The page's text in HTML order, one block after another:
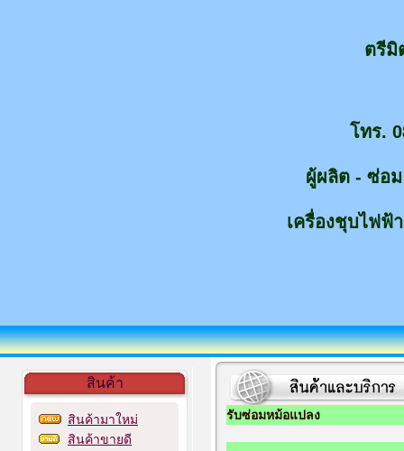
ตรีมิ
โทร.
ผู้ผลิต - ซ่อ
เครื่องชุบไฟฟ้
สินค้า
สินค้ามาใหม่
สินค้าขายดี
รับซ่อมหม้อแปลง